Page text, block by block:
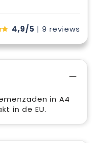
4,9/5 | 9 reviews
in A4
in de EU.